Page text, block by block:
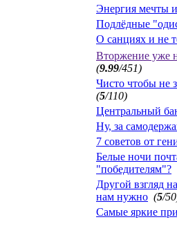
Энергия мечты
Подлёдные
О санциях и не
Вторжение уже
(9.99/451)
Чисто чтобы не
(5/110)
Центральный
Ну, за
7 советов от
Белые ночи
"победителям"?
Другой взгляд
нам нужно (5/
Самые яркие